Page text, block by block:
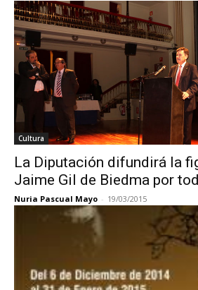
Cultura
La Diputación difundirá la
Jaime Gil de Biedma por
Nuria Pascual Mayo - 19/03/2015